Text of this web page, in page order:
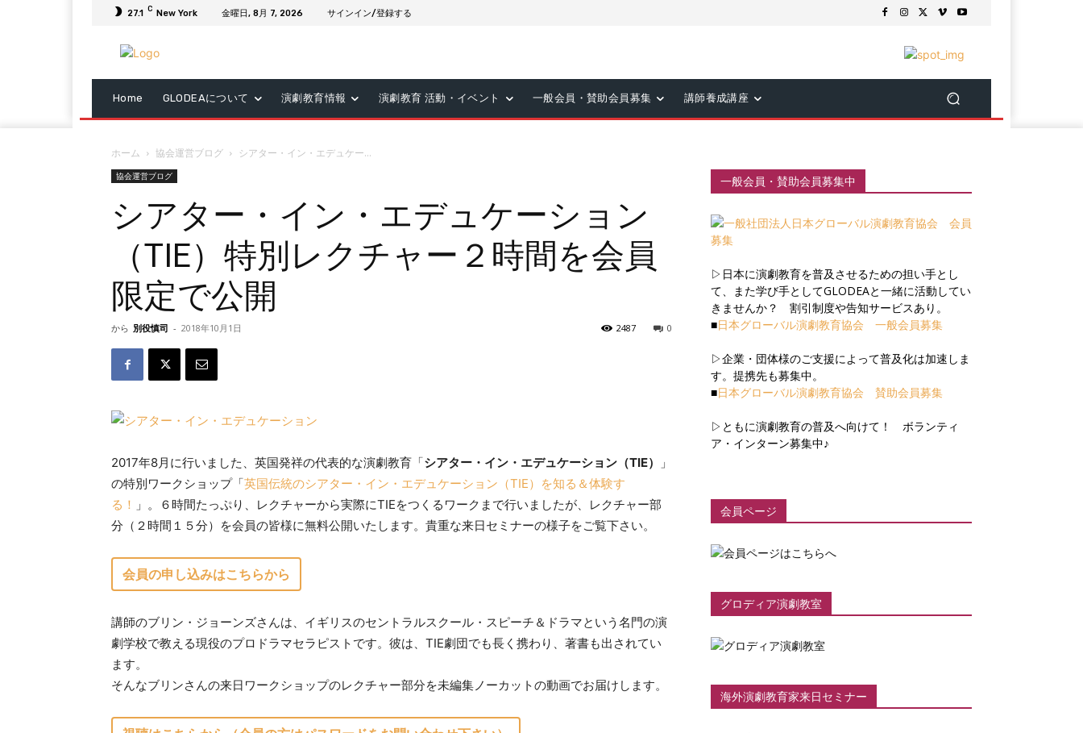
27.1 C New York 金曜日, 8月 7, 2026 サインイン/登録する
Home GLODEAについて 演劇教育情報 演劇教育 活動・イベント 一般会員・賛助会員募集 講師養成講座
ホーム 協会運営ブログ シアター・イン・エデュケー...
協会運営ブログ
シアター・イン・エデュケーション
（TIE）特別レクチャー２時間を会員
限定で公開
から 別役慎司 - 2018年10月1日 0
2487
2017年8月に行いました、英国発祥の代表的な演劇教育「シアター・イン・エデュケーション（TIE）
」
の特別ワークショップ「英国伝統のシアター・イン・エデュケーション（TIE）を知る＆体験す
る！ 」。６時間たっぷり、レクチャーから実際にTIEをつくるワークまで行いましたが、レクチャー部
分（２時間１５分）を会員の皆様に無料公開いたします。貴重な来日セミナーの様子をご覧下さい。
会員の申し込みはこちらから
講師のブリン・ジョーンズさんは、イギリスのセントラルスクール・スピーチ＆ドラマという名門の演
劇学校で教える現役のプロドラマセラピストです。彼は、TIE劇団でも長く携わり、著書も出されてい
ます。
そんなブリンさんの来日ワークショップのレクチャー部分を未編集ノーカットの動画でお届けします。
一般会員・賛助会員募集中
▷日本に演劇教育を普及させるための担い手とし
て、また学び手としてGLODEAと一緒に活動してい
きませんか？ 割引制度や告知サービスあり。
■日本グローバル演劇教育協会 一般会員募集
▷企業・団体様のご支援によって普及化は加速しま
す。提携先も募集中。
■日本グローバル演劇教育協会 賛助会員募集
▷ともに演劇教育の普及へ向けて！ ボランティ
ア・インターン募集中♪
会員ページ
グロディア演劇教室
海外演劇教育家来日セミナー